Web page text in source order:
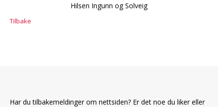
Hilsen Ingunn og Solveig
Tilbake
Har du tilbakemeldinger om nettsiden? Er det noe du liker eller